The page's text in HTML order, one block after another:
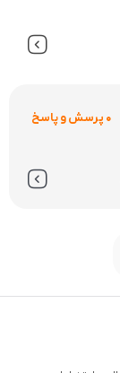
0 پرسش و پاسخ